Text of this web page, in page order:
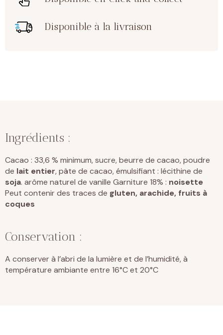
Disponible à la livraison
Ingrédients :
Cacao : 33,6 % minimum, sucre, beurre de cacao, poudre
de lait entier, pâte de cacao, émulsifiant : lécithine de
soja. arôme naturel de vanille Garniture 18% : noisette
Peut contenir des traces de gluten, arachide, fruits à
coques
Conservation :
A conserver à l’abri de la lumière et de l’humidité, à
température ambiante entre 16°C et 20°C